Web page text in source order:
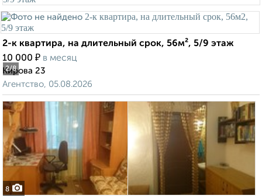
2/8
2-к квартира, на длительный срок, 56м², 5/9 этаж
10 000 ₽ в месяц
Кирова 23
Агентство, 05.08.2026
8